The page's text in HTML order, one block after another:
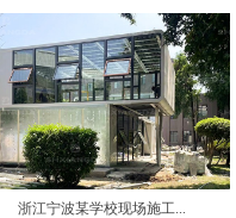
浙江宁波某学校现场施工...